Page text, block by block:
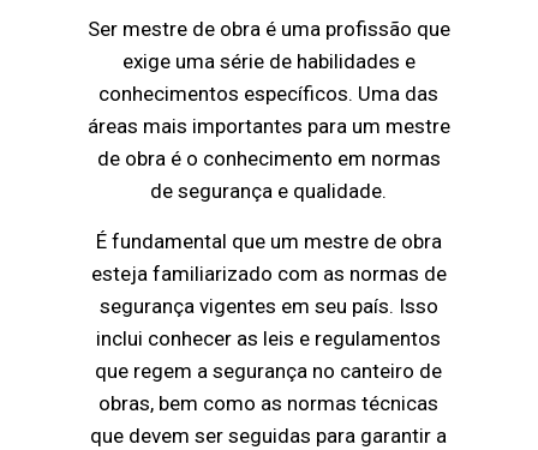
Ser mestre de obra é uma profissão que
exige uma série de habilidades e
conhecimentos específicos. Uma das
áreas mais importantes para um mestre
de obra é o conhecimento em normas
de segurança e qualidade.
É fundamental que um mestre de obra
esteja familiarizado com as normas de
segurança vigentes em seu país. Isso
inclui conhecer as leis e regulamentos
que regem a segurança no canteiro de
obras, bem como as normas técnicas
que devem ser seguidas para garantir a